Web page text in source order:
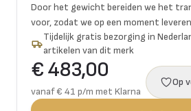
Door het gewicht bereiden we het
voor, zodat we op een moment
Tijdelijk gratis bezorging in
artikelen van dit merk
€ 483,00
vanaf € 41 p/m met Klarna
Op